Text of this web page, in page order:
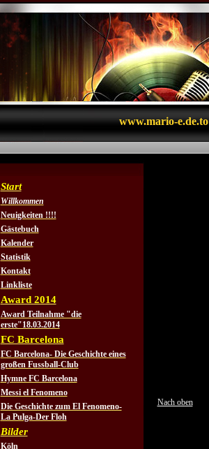
www.mario-e.de.to
Start
Willkommen
Neuigkeiten !!!!
Gästebuch
Kalender
Statistik
Kontakt
Linkliste
Award 2014
Award Teilnahme "die
erste"18.03.2014
FC Barcelona
FC Barcelona- Die Geschichte eines
großen Fussball-Club
Hymne FC Barcelona
Messi el Fenomeno
Die Geschichte zum El Fenomeno-
La Pulga-Der Floh
Bilder
Köln
Nach oben